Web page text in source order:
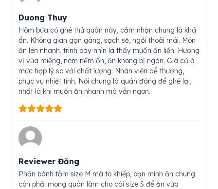
Duong Thuy
Hôm bữa có ghé thử quán này, cảm nhận chung là khá
ổn. Không gian gọn gàng, sạch sẽ, ngồi thoải mái. Món
ăn lên nhanh, trình bày nhìn là thấy muốn ăn liền. Hương
vị vừa miệng, nêm nếm ổn, ăn không bị ngán. Giá cả ở
mức hợp lý so với chất lượng. Nhân viên dễ thương,
phục vụ nhiệt tình. Nói chung là quán đáng để ghé lại,
nhất là khi muốn ăn nhanh mà vẫn ngon.
Reviewer Đăng
Phần bánh tằm size M mà to khiếp, bạn mình ăn chung
còn phải mong quán làm cho cái size S để ăn vừa